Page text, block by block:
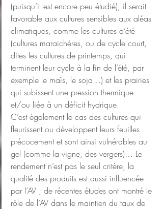
(puisqu’il est encore peu étudié), il serait
favorable aux cultures sensibles aux aléas
climatiques, comme les cultures d’été
(cultures maraichères, ou de cycle court,
dites les cultures de printemps, qui
terminent leur cycle à la fin de l’été, par
exemple le maïs, le soja…) et les prairies
qui subissent une pression thermique
et/ou liée à un déficit hydrique.
C’est également le cas des cultures qui
fleurissent ou développent leurs feuilles
précocement et sont ainsi vulnérables au
gel (comme la vigne, des vergers)… Le
rendement n’est pas le seul critère, la
qualité des produits est aussi influencée
par l’AV ; de récentes études ont montré le
rôle de l’AV dans le maintien du taux de